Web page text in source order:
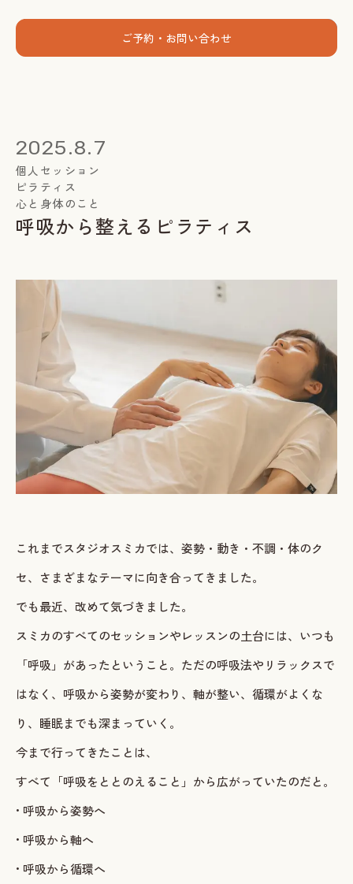
スミカについて
ブログ
ご予約・お問い合わせ
LINEで予約・相談する
tel. 080-3628-1771
ご予約・お問い合わせ
2025.8.7
個人セッション
ピラティス
心と身体のこと
呼吸から整えるピラティス
これまでスタジオスミカでは、姿勢・動き・不調・体のク
セ、さまざまなテーマに向き合ってきました。
でも最近、改めて気づきました。
スミカのすべてのセッションやレッスンの土台には、いつも
「呼吸」があったということ。ただの呼吸法やリラックスで
はなく、呼吸から姿勢が変わり、軸が整い、循環がよくな
り、睡眠までも深まっていく。
今まで行ってきたことは、
すべて「呼吸をととのえること」から広がっていたのだと。
• 呼吸から姿勢へ
• 呼吸から軸へ
• 呼吸から循環へ